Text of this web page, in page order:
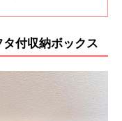
ご紹介です！天気が悪
付収納ボックス